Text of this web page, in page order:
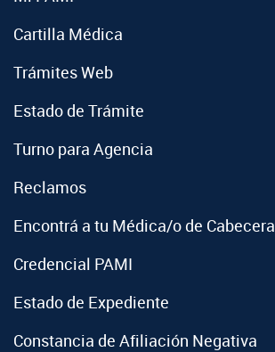
Cartilla Médica
Trámites Web
Estado de Trámite
Turno para Agencia
Reclamos
Encontrá a tu Médica/o de Cabecera
Credencial PAMI
Estado de Expediente
Constancia de Afiliación Negativa